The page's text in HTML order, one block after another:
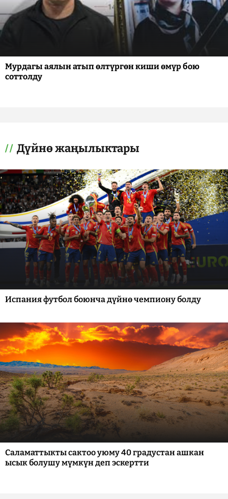
Мурдагы аялын атып өлтүргөн киши өмүр бою
соттолду
Дүйнө жаңылыктары
Испания футбол боюнча дүйнө чемпиону болду
Саламаттыкты сактоо уюму 40 градустан ашкан
ысык болушу мүмкүн деп эскертти